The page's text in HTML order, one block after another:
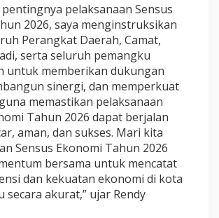
pelaksanaan Sensus
2026, saya menginstruksikan
Perangkat Daerah, Camat,
serta seluruh pemangku
untuk memberikan dukungan
sinergi, dan memperkuat
memastikan pelaksanaan
Tahun 2026 dapat berjalan
aman, dan sukses. Mari kita
Sensus Ekonomi Tahun 2026
bersama untuk mencatat
dan kekuatan ekonomi di kota
secara akurat,” ujar Rendy